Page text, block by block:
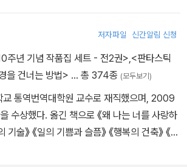
the Lucky』, 『돌레르의 노르웨이 신화 이
of Norse Myths』 그리고 오랫동안 사랑받
야기 d'Aulaires' Book of Trolls』를 비롯한 여
았고, 아동문학에 대한 공로를 인정받아 레지
.
저자파일 신간알림 신청
주년 기념 작품집 세트 - 전2권>,<판타스틱
을 건너는 방법> … 총 374종 (모두보기)
교 통역번역대학원 교수로 재직했으며, 2009
수상했다. 옮긴 책으로 《왜 나는 너를 사랑하
기술》 《일의 기쁨과 슬픔》 《행복의 건축》 《로